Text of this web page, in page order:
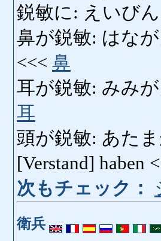
鋭敏に: えいびん
鼻が鋭敏: はなが
<<< 鼻
耳が鋭敏: みみが
耳
頭が鋭敏: あた
[Verstand] haben
次もチェック：
衛兵